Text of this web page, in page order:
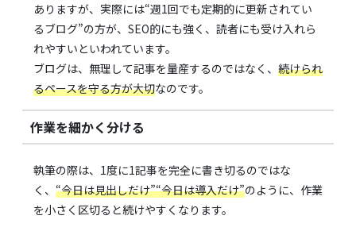
ありますが、実際には“週1回でも定期的に更新されてい
るブログ”の方が、SEO的にも強く、読者にも受け入れら
れやすいといわれています。
ブログは、無理して記事を量産するのではなく、 続けられ
るペースを守る方が大切なのです。
作業を細かく分ける
執筆の際は、1度に1記事を完全に書き切るのではな
く、 “今日は見出しだけ”“今日は導入だけ”のように、作業
を小さく区切ると続けやすくなります。